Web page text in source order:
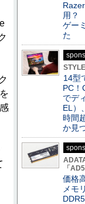
用？
ゲー
た
14型
PC！
でデ
EL）
時間
か見
「
価格
メモ